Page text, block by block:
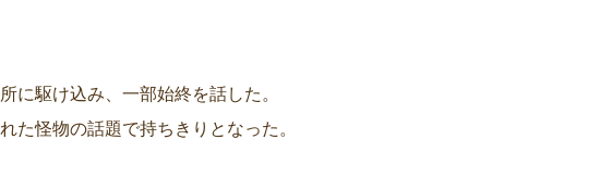
に駆け込み、一部始終を話した。
た怪物の話題で持ちきりとなった。